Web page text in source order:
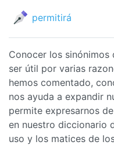
permitirá
Conocer los sinónimos
ser útil por varias
hemos comentado,
nos ayuda a expandir
permite expresarnos
en nuestro diccionario
uso y los matices de